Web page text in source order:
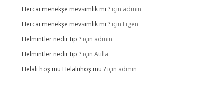
Hercai menekşe mevsimlik mi ?için admin
Hercai menekşe mevsimlik mi ?için Figen
Helmintler nedir tıp ?için admin
Helmintler nedir tıp ?için Atilla
Helali hoş mu Helalühoş mu ?için admin